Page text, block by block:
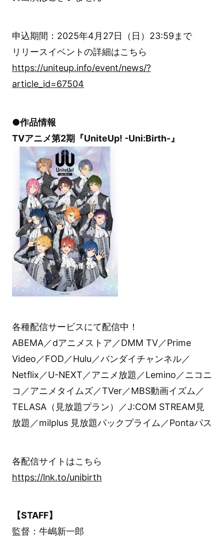
申込期間：2025年4月27日（日）23:59まで
リリースイベントの詳細はこちら
https://uniteup.info/event/news/?
article_id=67504
●作品情報
TVアニメ第2期『UniteUp! -Uni:Birth-』
各種配信サービスにて配信中！
ABEMA／dアニメストア／DMM TV／Prime
Video／FOD／Hulu／バンダイチャンネル／
Netflix／U-NEXT／アニメ放題／Lemino／ニコニ
コ／アニメタイムズ／TVer／MBS動画イズム／
TELASA（見放題プラン）／J:COM STREAM見
放題／milplus 見放題パックプライム／Pontaパス
各配信サイトはこちら
https://lnk.to/unibirth
【STAFF】
監督：牛嶋新一郎